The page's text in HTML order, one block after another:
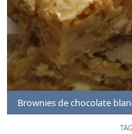
Brownies de chocolate